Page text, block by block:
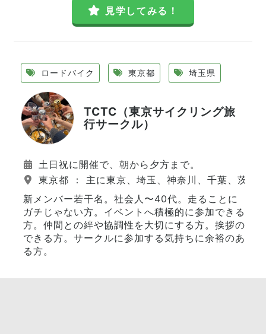
見学してみる！
ロードバイク 東京都 埼玉県
TCTC（東京サイクリング旅
行サークル）
土日祝に開催で、朝から夕方まで。
東京都 ： 主に東京、埼玉、神奈川、千葉、茨城
新メンバー若干名。社会人〜40代。走ることに
ガチじゃない方。イベントへ積極的に参加できる
方。仲間との絆や協調性を大切にする方。挨拶の
できる方。サークルに参加する気持ちに余裕のあ
る方。